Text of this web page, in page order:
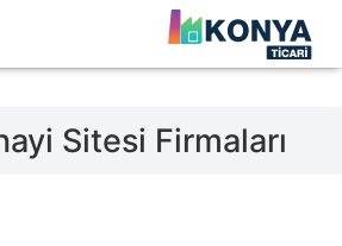
Sitesi Firmaları